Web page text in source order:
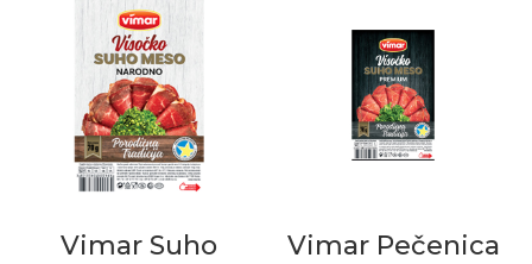
Vimar Suho
Vimar Pečenica